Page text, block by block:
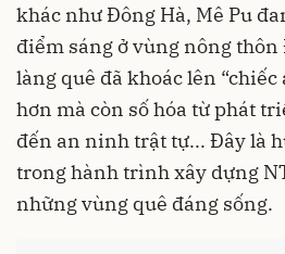
khác như Đông Hà, Mê Pu
điểm sáng ở vùng nông
làng quê đã khoác lên “chiếc
hơn mà còn số hóa từ phát
đến an ninh trật tự... Đây là
trong hành trình xây dựng
những vùng quê đáng sống.